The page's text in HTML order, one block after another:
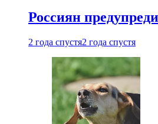
Россиян
2 года спустя2 года спустя